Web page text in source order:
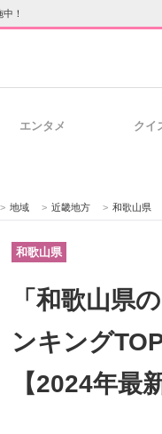
！
のヒント
門サイト
エンタメ クイ
> 地域 > 近畿地方 > 和歌山県
和歌山県
「和歌山県
ンキング
【2024年最